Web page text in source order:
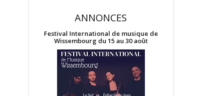
ANNONCES
Festival International de musique de
Wissembourg du 15 au 30 août